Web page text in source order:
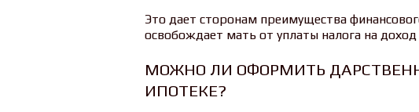
Это дает сторонам преимущества
освобождает мать от уплаты налога на доход
МОЖНО ЛИ ОФОРМИТЬ
ИПОТЕКЕ?